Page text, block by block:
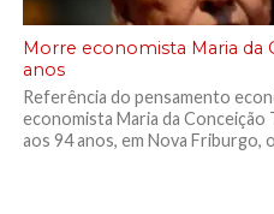
Morre economista Maria da
anos
Referência do pensamento
economista Maria da Conceição
aos 94 anos, em Nova Friburgo,